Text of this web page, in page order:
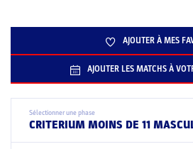
AJOUTER À MES
AJOUTER LES MATCHS À
Sélectionner une phase
CRITERIUM MOINS DE 11